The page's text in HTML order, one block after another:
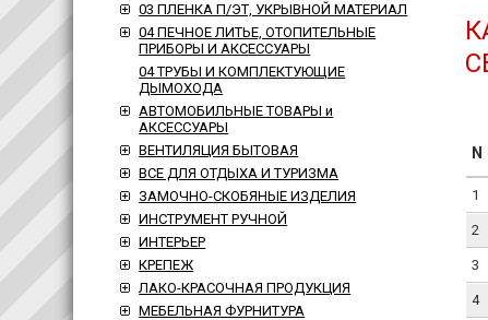
03 ПЛЕНКА П/ЭТ, УКРЫВНОЙ МАТЕРИАЛ
04 ПЕЧНОЕ ЛИТЬЕ, ОТОПИТЕЛЬНЫЕ
ПРИБОРЫ И АКСЕССУАРЫ
04 ТРУБЫ И КОМПЛЕКТУЮЩИЕ
ДЫМОХОДА
АВТОМОБИЛЬНЫЕ ТОВАРЫ и
АКСЕССУАРЫ
ВЕНТИЛЯЦИЯ БЫТОВАЯ
ВСЕ ДЛЯ ОТДЫХА И ТУРИЗМА
ЗАМОЧНО-СКОБЯНЫЕ ИЗДЕЛИЯ
ИНСТРУМЕНТ РУЧНОЙ
ИНТЕРЬЕР
КРЕПЕЖ
ЛАКО-КРАСОЧНАЯ ПРОДУКЦИЯ
МЕБЕЛЬНАЯ ФУРНИТУРА
N
1
2
3
4